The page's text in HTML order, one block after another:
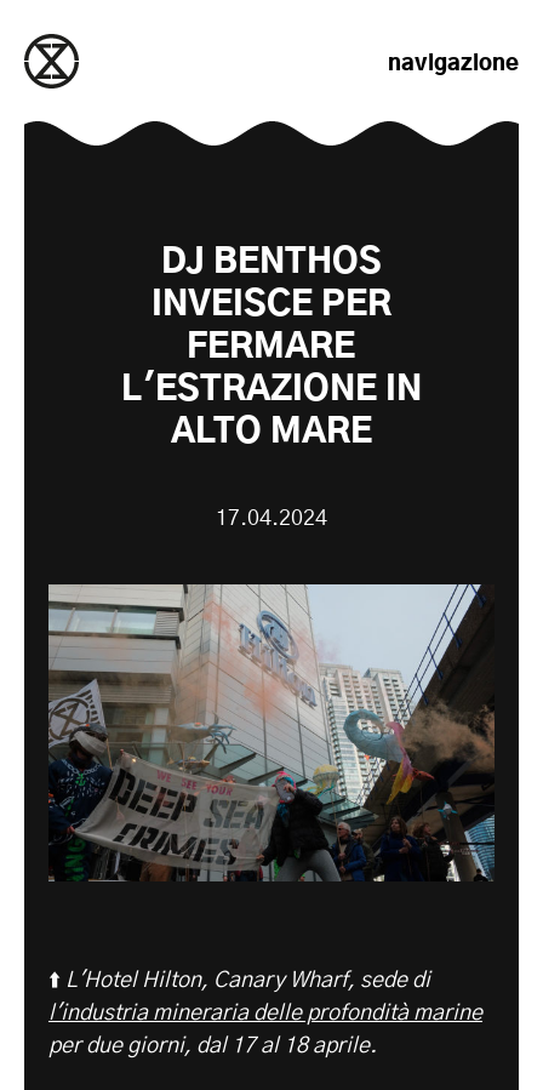
navigazione
DJ BENTHOS
INVEISCE PER
FERMARE
L'ESTRAZIONE IN
ALTO MARE
17.04.2024
⬆️ L'Hotel Hilton, Canary Wharf, sede di
l'industria mineraria delle profondità marine
per due giorni, dal 17 al 18 aprile.